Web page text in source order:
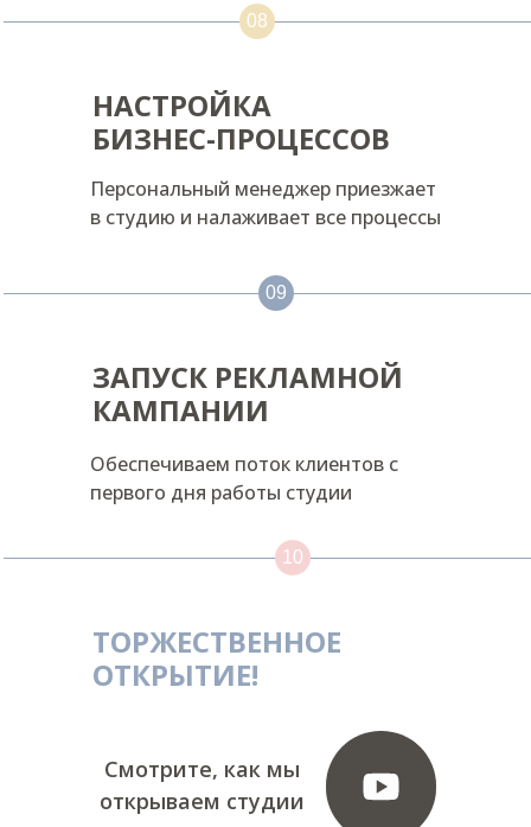
Смотрите, как мы
открываем студии
10
ТОРЖЕСТВЕННОЕ
ОТКРЫТИЕ!
08
НАСТРОЙКА
БИЗНЕС-ПРОЦЕССОВ
Персональный менеджер приезжает
в студию и налаживает все процессы
09
ЗАПУСК РЕКЛАМНОЙ
КАМПАНИИ
Обеспечиваем поток клиентов с
первого дня работы студии
Разнообразие услуг
Оставить заявку
Разнообразие услуг
Оставить заявку
Разнообразие услуг
Оставить заявку